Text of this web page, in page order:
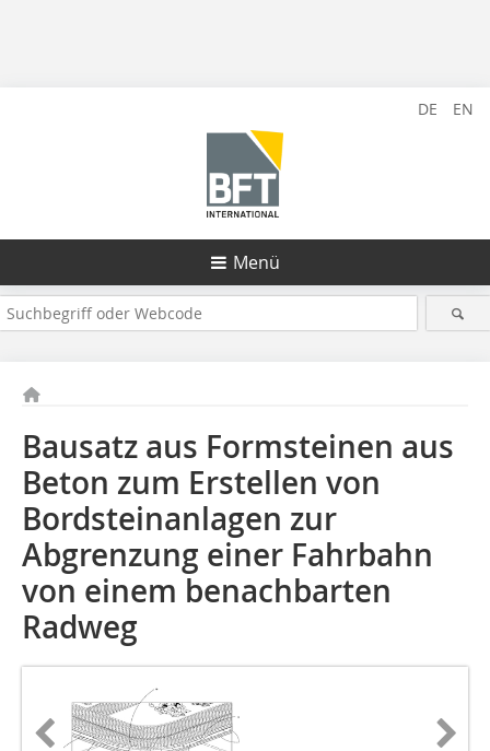
DE EN
Menü
Bausatz aus Formsteinen aus
Beton zum Erstellen von
Bordsteinanlagen zur
Abgrenzung einer Fahrbahn
von einem benachbarten
Radweg